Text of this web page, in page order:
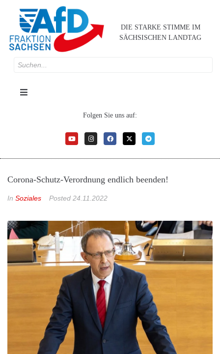
DIE STARKE STIMME IM
SÄCHSISCHEN LANDTAG
Folgen Sie uns auf:
Corona-Schutz-Verordnung endlich beenden!
In Soziales Posted 24.11.2022